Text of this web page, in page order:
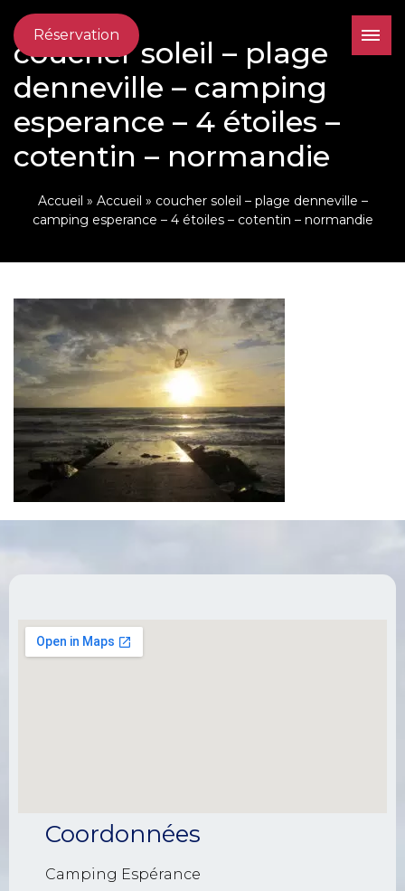
Réservation
coucher soleil – plage
denneville – camping
esperance – 4 étoiles –
cotentin – normandie
Accueil » Accueil » coucher soleil – plage denneville –
camping esperance – 4 étoiles – cotentin – normandie
Coordonnées
Camping Espérance